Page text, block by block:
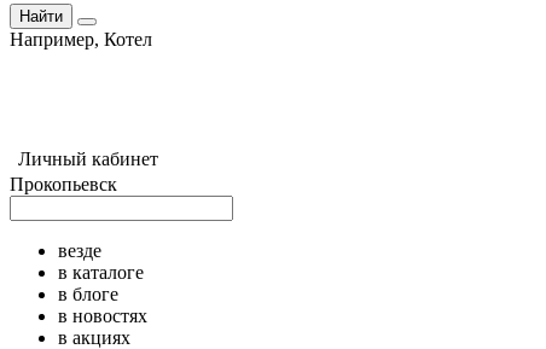
Найти
Например, Котел
Личный кабинет
Прокопьевск
везде
в каталоге
в блоге
в новостях
в акциях